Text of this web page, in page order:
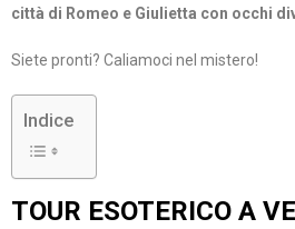
città di Romeo e Giulietta con occhi
Siete pronti? Caliamoci nel mistero!
Indice
TOUR ESOTERICO A